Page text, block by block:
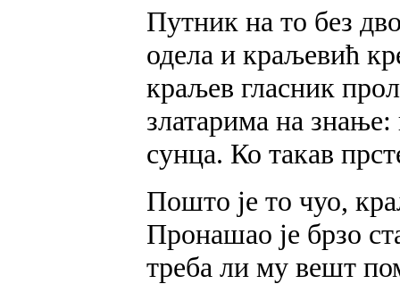
Путник на то без
одела и краљевић
краљев гласник
златарима на
сунца. Ко такав
Пошто је то чуо,
Пронашао је брзо
треба ли му вешт